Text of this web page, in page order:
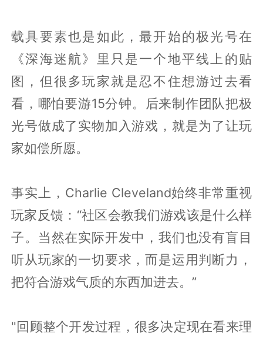
载具要素也是如此，最开始的极光号在
《深海迷航》里只是一个地平线上的贴
图，但很多玩家就是忍不住想游过去看
看，哪怕要游15分钟。后来制作团队把极
光号做成了实物加入游戏，就是为了让玩
家如偿所愿。
事实上，Charlie Cleveland始终非常重视
玩家反馈：“社区会教我们游戏该是什么样
子。当然在实际开发中，我们也没有盲目
听从玩家的一切要求，而是运用判断力，
把符合游戏气质的东西加进去。”
"回顾整个开发过程，很多决定现在看来理